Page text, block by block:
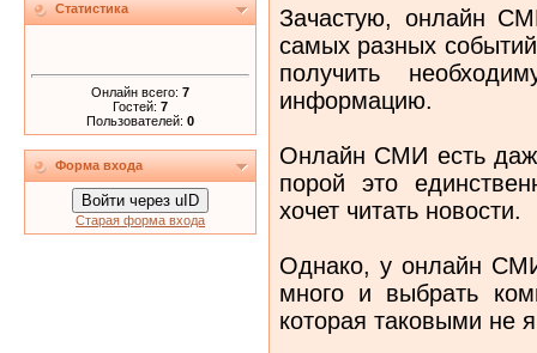
Статистика
Онлайн всего: 7
Гостей: 7
Пользователей: 0
Форма входа
Войти через uID
Старая форма входа
Зачастую, онлайн
самых разных
получить
информацию.
Онлайн СМИ есть
порой это
хочет читать новости.
Однако, у онлайн
много и выбрать
которая таковыми не